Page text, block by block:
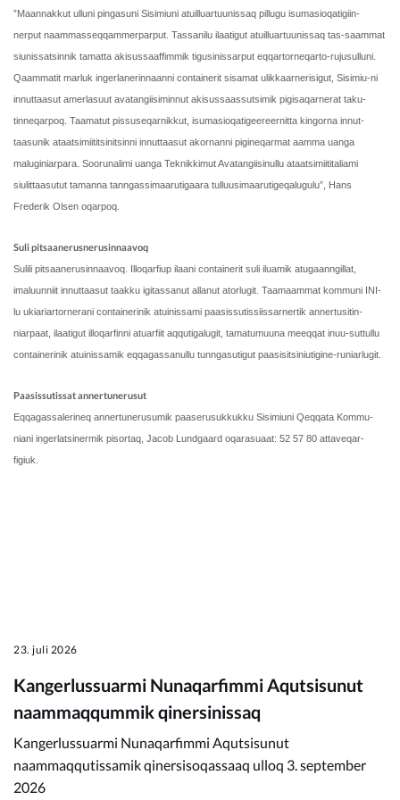
”Maannakkut ulluni pingasuni Sisimiuni atuilluartuunissaq pillugu isumasioqatigiin-
nerput naammasseqqammerparput. Tassanilu ilaatigut atuilluartuunissaq tas-saammat
siunissatsinnik tamatta akisussaaffimmik tigusinissarput eqqartorneqarto-rujusulluni.
Qaammatit marluk ingerlanerinnaanni containerit sisamat ulikkaarnerisigut, Sisimiu-ni
innuttaasut amerlasuut avatangiisiminnut akisussaassutsimik pigisaqarnerat taku-
tinneqarpoq. Taamatut pissuseqarnikkut, isumasioqatigeereernitta kingorna innut-
taasunik ataatsimiititsinitsinni innuttaasut akornanni pigineqarmat aamma uanga
maluginiarpara. Soorunalimi uanga Teknikkimut Avatangiisinullu ataatsimiititaliami
siulittaasutut tamanna tanngassimaarutigaara tulluusimaarutigeqalugulu”, Hans
Frederik Olsen oqarpoq.
Suli pitsaanerusnerusinnaavoq
Sulili pitsaanerusinnaavoq. Illoqarfiup ilaani containerit suli iluamik atugaanngillat,
imaluunniit innuttaasut taakku igitassanut allanut atorlugit. Taamaammat kommuni INI-
lu ukiariartornerani containerinik atuinissami paasissutissiissarnertik annertusitin-
niarpaat, ilaatigut illoqarfinni atuarfiit aqqutigalugit, tamatumuuna meeqqat inuu-suttullu
containerinik atuinissamik eqqagassanullu tunngasutigut paasisitsiniutigine-runiarlugit.
Paasissutissat annertunerusut
Eqqagassalerineq annertunerusumik paaserusukkukku Sisimiuni Qeqqata Kommu-
niani ingerlatsinermik pisortaq, Jacob Lundgaard oqarasuaat: 52 57 80 attaveqar-
figiuk.
23. juli 2026
Kangerlussuarmi Nunaqarfimmi Aqutsisunut
naammaqqummik qinersinissaq
Kangerlussuarmi Nunaqarfimmi Aqutsisunut
naammaqqutissamik qinersisoqassaaq ulloq 3. september
2026